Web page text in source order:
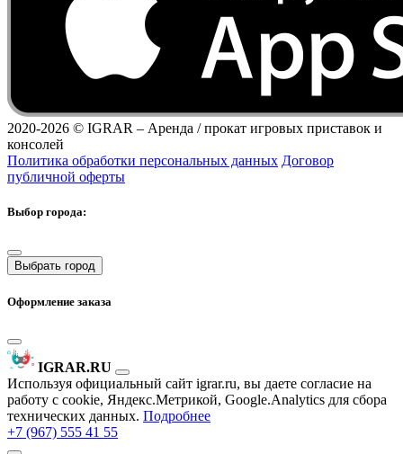
2020-2026 © IGRAR – Аренда / прокат игровых приставок и
консолей
Политика обработки персональных данных Договор
публичной оферты
Выбор города:
Выбрать город
Оформление заказа
IGRAR.RU
Используя официальный сайт igrar.ru, вы даете согласие на
работу с cookie, Яндекс.Метрикой, Google.Analytics для сбора
технических данных. Подробнее
+7 (967) 555 41 55